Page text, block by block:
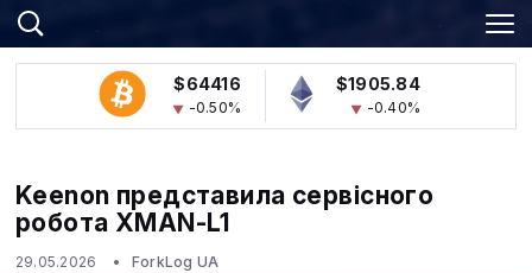
$64416
-0.50%
$1905.84
-0.40%
Keenon представила сервісного
робота XMAN-L1
29.05.2026 ForkLog UA